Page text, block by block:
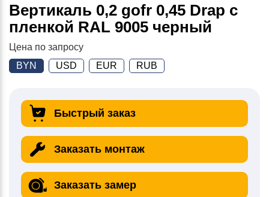
Вертикаль 0,2 gofr 0,45 Drap с
пленкой RAL 9005 черный
Цена по запросу
BYN
USD EUR RUB
Быстрый заказ
Заказать монтаж
Заказать замер